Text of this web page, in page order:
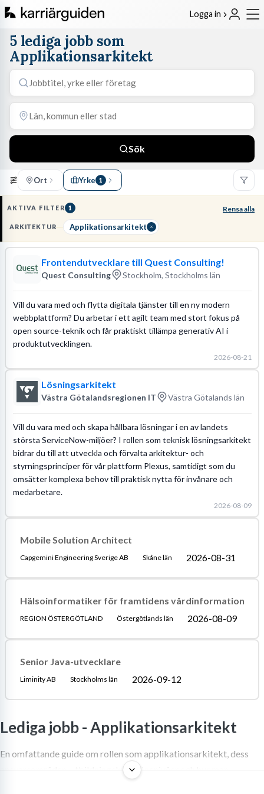
Logga in
5 lediga jobb som
Applikationsarkitekt
Sök
Ort Yrke 1
AKTIVA FILTER 1 Rensa alla
ARKITEKTUR Applikationsarkitekt
Frontendutvecklare till Quest Consulting!
Quest Consulting Stockholm, Stockholms län
Vill du vara med och flytta digitala tjänster till en ny modern
webbplattform? Du arbetar i ett agilt team med stort fokus på
open source-teknik och får praktiskt tillämpa generativ AI i
produktutvecklingen.
2026-08-21
Lösningsarkitekt
Västra Götalandsregionen IT Västra Götalands län
Vill du vara med och skapa hållbara lösningar i en av landets
största ServiceNow-miljöer? I rollen som teknisk lösningsarkitekt
bidrar du till att utveckla och förvalta arkitektur- och
styrningsprinciper för vår plattform Plexus, samtidigt som du
omsätter komplexa behov till praktisk nytta för invånare och
medarbetare.
2026-08-09
Mobile Solution Architect
Capgemini Engineering Sverige AB Skåne län 2026-08-31
Hälsoinformatiker för framtidens vårdinformation
REGION ÖSTERGÖTLAND Östergötlands län 2026-08-09
Senior Java-utvecklare
Liminity AB Stockholms län 2026-09-12
Lediga jobb -Applikationsarkitekt
En omfattande guide om rollen som applikationsarkitekt, dess
ansvarsområden, utbildningskrav, lönenivåer och hur man